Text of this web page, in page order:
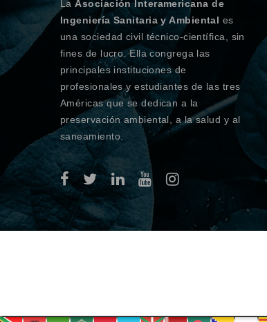
LaAsociación Interamericana de
Ingeniería Sanitaria y Ambiental es
una sociedad civil técnico-científica, sin
fines de lucro. Ella congrega las
principales instituciones de
profesionales y estudiantes de las tres
Américas que se dedican a la
preservación ambiental, a la salud y al
saneamiento.